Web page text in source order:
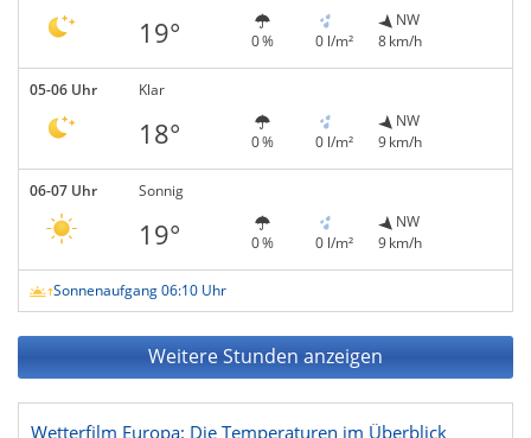
19° 0 % 0 l/m²
NW
8 km/h
05-06 Uhr Klar
18° 0 % 0 l/m²
NW
9 km/h
06-07 Uhr Sonnig
19° 0 % 0 l/m²
NW
9 km/h
Sonnenaufgang 06:10 Uhr
Weitere Stunden anzeigen
Wetterfilm Europa: Die Temperaturen im Überblick